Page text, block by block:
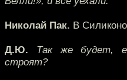
Николай Пак. В
Д.Ю. Так же будет,
строят?